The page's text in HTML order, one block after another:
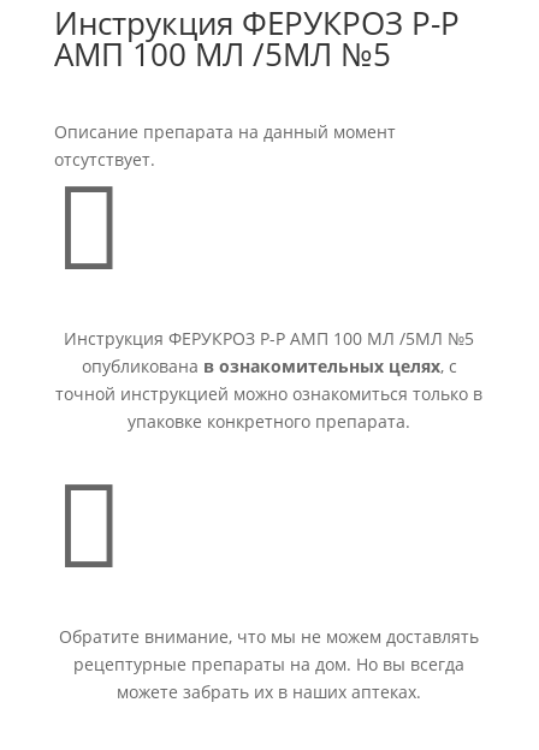
Инструкция ФЕРУКРОЗ Р-Р
АМП 100 МЛ /5МЛ №5
Описание препарата на данный момент
отсутствует.

Инструкция ФЕРУКРОЗ Р-Р АМП 100 МЛ /5МЛ №5
опубликована в ознакомительных целях, с
точной инструкцией можно ознакомиться только в
упаковке конкретного препарата.

Обратите внимание, что мы не можем доставлять
рецептурные препараты на дом. Но вы всегда
можете забрать их в наших аптеках.